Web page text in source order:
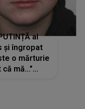
al
și îngropat
o mărturie
mă..."